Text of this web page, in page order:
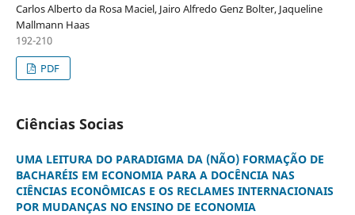
Carlos Alberto da Rosa Maciel, Jairo Alfredo Genz Bolter, Jaqueline
Mallmann Haas
192-210
PDF
Ciências Socias
UMA LEITURA DO PARADIGMA DA (NÃO) FORMAÇÃO DE
BACHARÉIS EM ECONOMIA PARA A DOCÊNCIA NAS
CIÊNCIAS ECONÔMICAS E OS RECLAMES INTERNACIONAIS
POR MUDANÇAS NO ENSINO DE ECONOMIA